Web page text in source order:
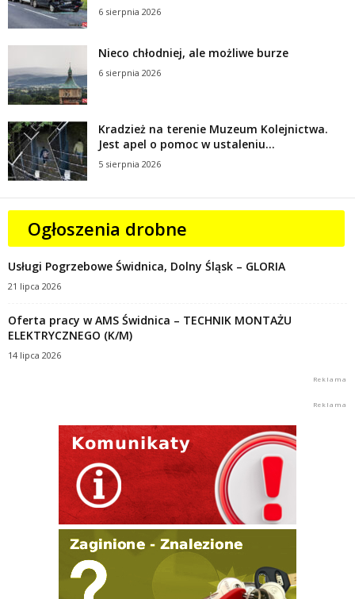
6 sierpnia 2026
Nieco chłodniej, ale możliwe burze
6 sierpnia 2026
Kradzież na terenie Muzeum Kolejnictwa.
Jest apel o pomoc w ustaleniu...
5 sierpnia 2026
Ogłoszenia drobne
Usługi Pogrzebowe Świdnica, Dolny Śląsk – GLORIA
21 lipca 2026
Oferta pracy w AMS Świdnica – TECHNIK MONTAŻU
ELEKTRYCZNEGO (K/M)
14 lipca 2026